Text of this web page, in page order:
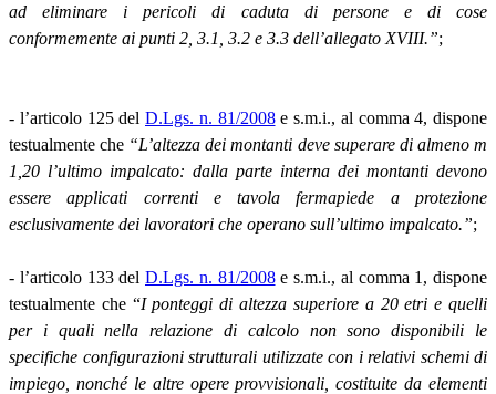
ad eliminare i pericoli di caduta di persone e di cose
conformemente ai punti 2, 3.1, 3.2 e 3.3 dell’allegato XVIII.”;
- l’articolo 125 del D.Lgs. n. 81/2008e s.m.i., al comma 4, dispone
testualmente che “L’altezza dei montanti deve superare di almeno m
1,20 l’ultimo impalcato: dalla parte interna dei montanti devono
essere applicati correnti e tavola fermapiede a protezione
esclusivamente dei lavoratori che operano sull’ultimo impalcato.”;
- l’articolo 133 del D.Lgs. n. 81/2008e s.m.i., al comma 1, dispone
testualmente che “I ponteggi di altezza superiore a 20 etri e quelli
per i quali nella relazione di calcolo non sono disponibili le
specifiche configurazioni strutturali utilizzate con i relativi schemi di
impiego, nonché le altre opere provvisionali, costituite da elementi